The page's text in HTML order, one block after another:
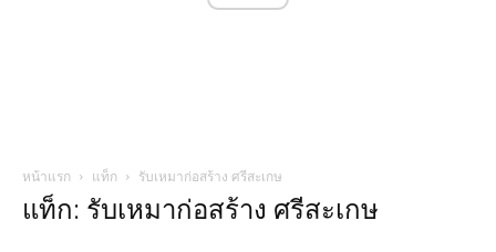
หน้าแรก แท็ก รับเหมาก่อสร้าง ศรีสะเกษ
แท็ก: รับเหมาก่อสร้าง ศรีสะเกษ